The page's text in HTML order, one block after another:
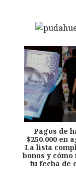
Pagos de
$250.000 en
La lista
bonos y
tu fecha de